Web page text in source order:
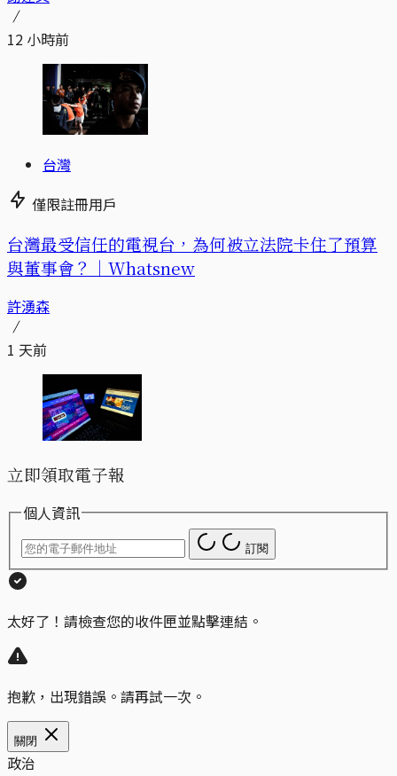
12 小時前
台灣
僅限註冊用戶
台灣最受信任的電視台，為何被立法院卡住了預算
與董事會？｜Whatsnew
許湧森
1 天前
立即領取電子報
個人資訊
訂閱
太好了！請檢查您的收件匣並點擊連結。
抱歉，出現錯誤。請再試一次。
關閉
政治